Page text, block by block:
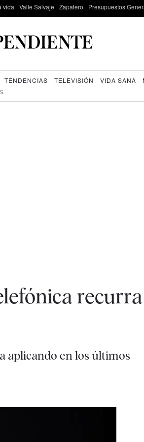
vida Valle Salvaje Zapatero Presupuestos
TENDENCIAS TELEVISIÓN VIDA SANA
aplicando en los últimos